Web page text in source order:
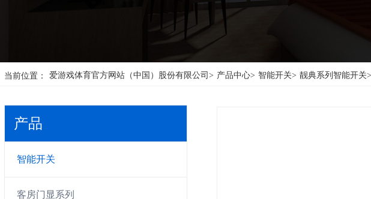
当前位置： 爱游戏体育官方网站（中国）股份有限公司> 产品中心> 智能开关> 靓典系列智能开关>
产品
智能开关
客房门显系列